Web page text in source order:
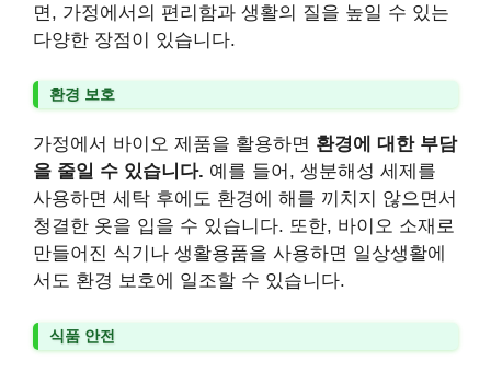
면, 가정에서의 편리함과 생활의 질을 높일 수 있는
다양한 장점이 있습니다.
환경 보호
가정에서 바이오 제품을 활용하면 환경에 대한 부담
을 줄일 수 있습니다. 예를 들어, 생분해성 세제를
사용하면 세탁 후에도 환경에 해를 끼치지 않으면서
청결한 옷을 입을 수 있습니다. 또한, 바이오 소재로
만들어진 식기나 생활용품을 사용하면 일상생활에
서도 환경 보호에 일조할 수 있습니다.
식품 안전